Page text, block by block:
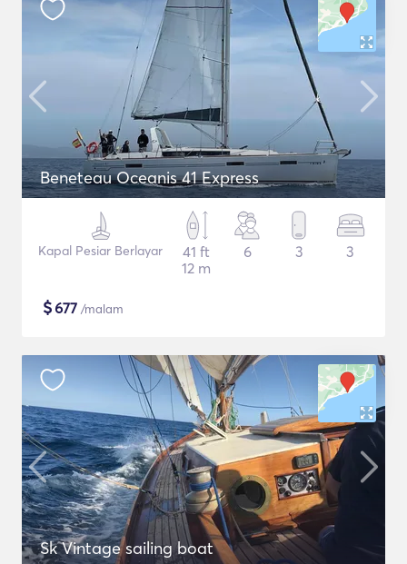
Beneteau Oceanis 41 Express
Kapal Pesiar Berlayar
41 ft
12 m
6 3 3
$677 /malam
Sk Vintage sailing boat